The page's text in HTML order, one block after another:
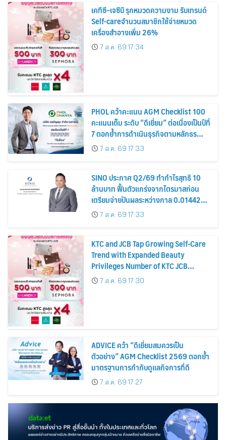
เคทีซี–เจซีบี รุกหมวดความงาม รับเทรนด์
Self-careจำนวนสมาชิกใช้จ่ายหมวด
เครื่องสำอางเพิ่ม 26%
7 ส.ค. 69 17:34
PHOL คว้าคะแนน AGM Checklist 100
คะแนนเต็ม ระดับ “ดีเยี่ยม” ต่อเนื่องเป็นปีที่
7 ตอกย้ำการดำเนินธุรกิจตามหลักธร
รมาภิบาล โปร่งใส สร้างความเชื่อมั่นผู้ถือ
หุ้น
7 ส.ค. 69 17:33
SINO ประกาศ Q2/69 ทำกำไรสุทธิ 10
ล้านบาท ฟื้นตัวแกร่งจากไตรมาสก่อน
เตรียมจ่ายปันผลระหว่างกาล 0.014423
บาทต่อหุ้น ครึ่งปีหลังมุ่งเติบโตต่อเนื่อง
7 ส.ค. 69 17:33
KTC and JCB Tap Growing Self-Care
Trend with Expanded Beauty
Privileges Number of KTC JCB
Cardmembers Spending on
Cosmetics Rises 26%
7 ส.ค. 69 17:30
ADVICE คว้า “ดีเยี่ยมสมควรเป็น
ตัวอย่าง” AGM Checklist 2569 ตอกย้ำ
มาตรฐานการกำกับดูแลกิจการที่ดี
7 ส.ค. 69 17:27